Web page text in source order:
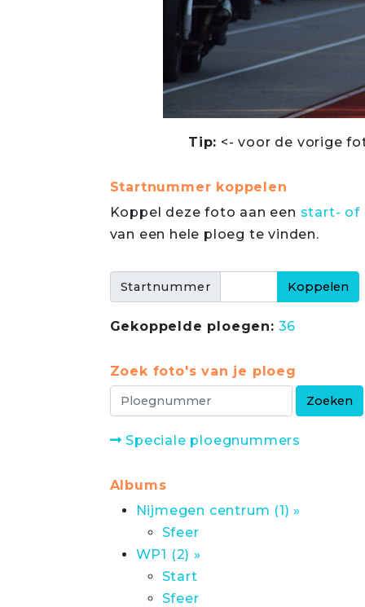
Tip: <- voor de vorige
Startnummer koppelen
Koppel deze foto aan een start- of
van een hele ploeg te vinden.
Startnummer
Gekoppelde ploegen: 36
Zoek foto's van je ploeg
Speciale ploegnummers
Albums
Nijmegen centrum (1) »
Sfeer
WP1 (2) »
Start
Sfeer